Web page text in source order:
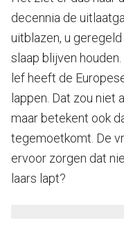
decennia de
uitblazen, u
slaap blijven
lef heeft de
lappen. Dat zou niet
maar betekent ook
tegemoetkomt. De
ervoor zorgen dat
laars lapt?